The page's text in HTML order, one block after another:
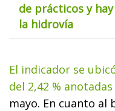
de prácticos y
la hidrovía
El indicador se
del 2,42 %
mayo. En cuanto al